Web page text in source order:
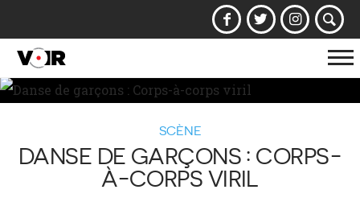
la
SCÈNE
DANSE DE GARÇONS : CORPS-
À-CORPS VIRIL